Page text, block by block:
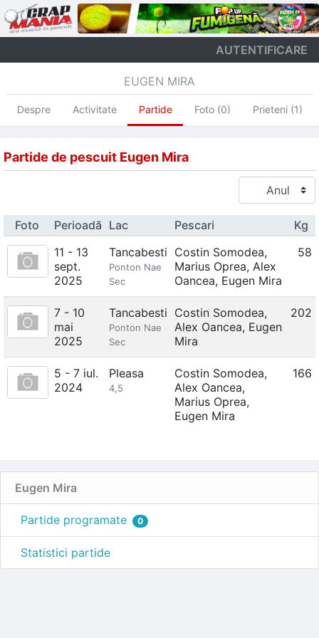
AUTENTIFICARE
EUGEN MIRA
Despre Activitate Partide Foto (0) Prieteni (1)
Partide de pescuit Eugen Mira
Foto Perioadă Lac Pescari
Kg
11 - 13
sept.
2025
Tancabesti
Ponton Nae
Sec
Costin Somodea,
Marius Oprea, Alex
Oancea, Eugen Mira
58
7 - 10
mai
2025
Tancabesti
Ponton Nae
Sec
Costin Somodea,
Alex Oancea, Eugen
Mira
202
5 - 7 iul.
2024
Pleasa
4,5
Costin Somodea,
Alex Oancea,
Marius Oprea,
Eugen Mira
166
Eugen Mira
Partide programate 0
Statistici partide